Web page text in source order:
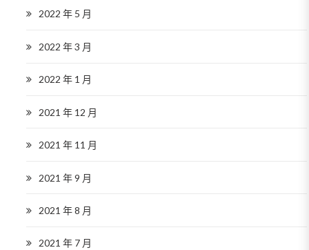
2022 年 5 月
2022 年 3 月
2022 年 1 月
2021 年 12 月
2021 年 11 月
2021 年 9 月
2021 年 8 月
2021 年 7 月